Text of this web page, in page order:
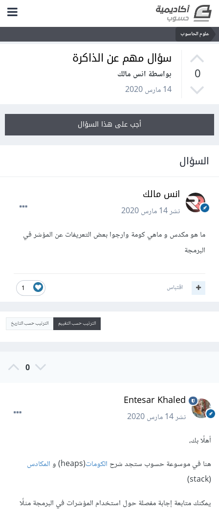
علوم الحاسوب
0
سؤال مهم عن الذاكرة
بواسطة انس مالك
14 مارس 2020
أجب على هذا السؤال
السؤال
انس مالك
نشر14 مارس 2020
ما هو مكدس و ماهي كومة وارجوا بعض التعريفات عن المؤشر في
البرمجة
1 اقتباس
الترتيب حسب التقييم الترتيب حسب التاريخ
0
Entesar Khaled
نشر14 مارس 2020
أهلًا بك،
هنا في موسوعة حسوب ستجد شرح الكومات(heaps) و
المكادس
يمكنك متابعة إجابة مفصلة حول استخدام المؤشرات في البرمجة مثلًا